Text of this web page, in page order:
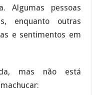
Algumas pessoas
enquanto outras
e sentimentos em
mas não está